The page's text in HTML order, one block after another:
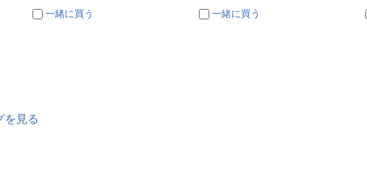
一緒に買う 一緒に買う
を見る